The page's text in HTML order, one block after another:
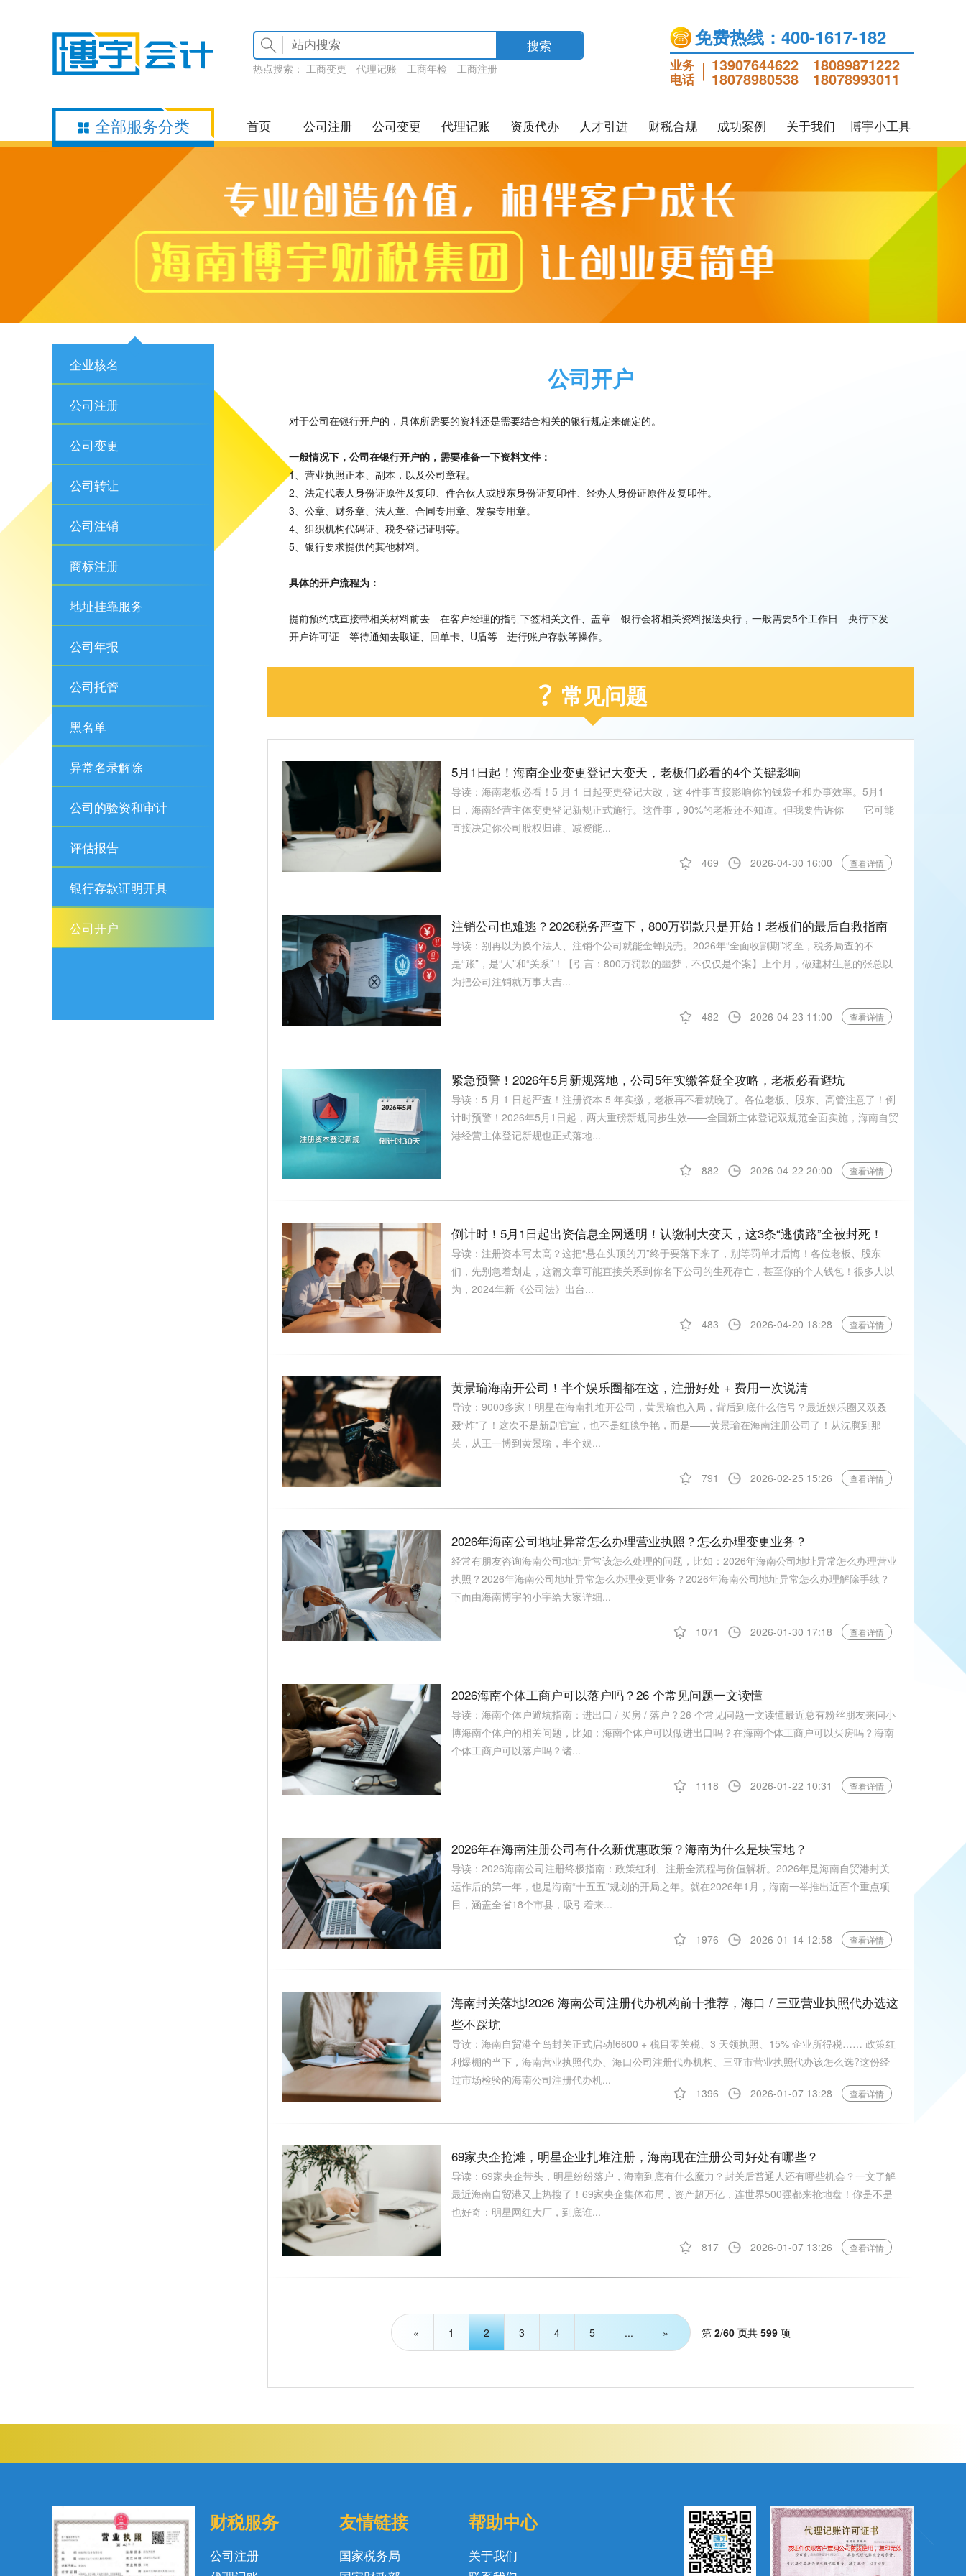
搜索
热点搜索： 工商变更 代理记账 工商年检 工商注册
免费热线：400-1617-182
业务
电话
13907644622 18089871222
18078980538 18078993011
全部服务分类 首页 公司注册 公司变更 代理记账 资质代办 人才引进 财税合规 成功案例 关于我们 博宇小工具
企业核名
公司注册
公司变更
公司转让
公司注销
商标注册
地址挂靠服务
公司年报
公司托管
黑名单
异常名录解除
公司的验资和审计
评估报告
银行存款证明开具
公司开户
公司开户
对于公司在银行开户的，具体所需要的资料还是需要结合相关的银行规定来确定的。
一般情况下，公司在银行开户的，需要准备一下资料文件：
1、营业执照正本、副本，以及公司章程。
2、法定代表人身份证原件及复印、件合伙人或股东身份证复印件、经办人身份证原件及复印件。
3、公章、财务章、法人章、合同专用章、发票专用章。
4、组织机构代码证、税务登记证明等。
5、银行要求提供的其他材料。
具体的开户流程为：
提前预约或直接带相关材料前去—在客户经理的指引下签相关文件、盖章—银行会将相关资料报送央行，一般需要5个工作日—央行下发
开户许可证—等待通知去取证、回单卡、U盾等—进行账户存款等操作。
常见问题
5月1日起！海南企业变更登记大变天，老板们必看的4个关键影响
导读：海南老板必看！5 月 1 日起变更登记大改，这 4件事直接影响你的钱袋子和办事效率。5月1
日，海南经营主体变更登记新规正式施行。这件事，90%的老板还不知道。但我要告诉你——它可能
直接决定你公司股权归谁、减资能...
469 2026-04-30 16:00 查看详情
注销公司也难逃？2026税务严查下，800万罚款只是开始！老板们的最后自救指南
导读：别再以为换个法人、注销个公司就能金蝉脱壳。2026年“全面收割期”将至，税务局查的不
是“账”，是“人”和“关系”！【引言：800万罚款的噩梦，不仅仅是个案】上个月，做建材生意的张总以
为把公司注销就万事大吉...
482 2026-04-23 11:00 查看详情
紧急预警！2026年5月新规落地，公司5年实缴答疑全攻略，老板必看避坑
导读：5 月 1 日起严查！注册资本 5 年实缴，老板再不看就晚了。各位老板、股东、高管注意了！倒
计时预警！2026年5月1日起，两大重磅新规同步生效——全国新主体登记双规范全面实施，海南自贸
港经营主体登记新规也正式落地...
882 2026-04-22 20:00 查看详情
倒计时！5月1日起出资信息全网透明！认缴制大变天，这3条“逃债路”全被封死！
导读：注册资本写太高？这把“悬在头顶的刀”终于要落下来了，别等罚单才后悔！各位老板、股东
们，先别急着划走，这篇文章可能直接关系到你名下公司的生死存亡，甚至你的个人钱包！很多人以
为，2024年新《公司法》出台...
483 2026-04-20 18:28 查看详情
黄景瑜海南开公司！半个娱乐圈都在这，注册好处 + 费用一次说清
导读：9000多家！明星在海南扎堆开公司，黄景瑜也入局，背后到底什么信号？最近娱乐圈又双叒
叕“炸”了！这次不是新剧官宣，也不是红毯争艳，而是——黄景瑜在海南注册公司了！从沈腾到那
英，从王一博到黄景瑜，半个娱...
791 2026-02-25 15:26 查看详情
2026年海南公司地址异常怎么办理营业执照？怎么办理变更业务？
经常有朋友咨询海南公司地址异常该怎么处理的问题，比如：2026年海南公司地址异常怎么办理营业
执照？2026年海南公司地址异常怎么办理变更业务？2026年海南公司地址异常怎么办理解除手续？
下面由海南博宇的小宇给大家详细...
1071 2026-01-30 17:18 查看详情
2026海南个体工商户可以落户吗？26 个常见问题一文读懂
导读：海南个体户避坑指南：进出口 / 买房 / 落户？26 个常见问题一文读懂最近总有粉丝朋友来问小
博海南个体户的相关问题，比如：海南个体户可以做进出口吗？在海南个体工商户可以买房吗？海南
个体工商户可以落户吗？诸...
1118 2026-01-22 10:31 查看详情
2026年在海南注册公司有什么新优惠政策？海南为什么是块宝地？
导读：2026海南公司注册终极指南：政策红利、注册全流程与价值解析。2026年是海南自贸港封关
运作后的第一年，也是海南“十五五”规划的开局之年。就在2026年1月，海南一举推出近百个重点项
目，涵盖全省18个市县，吸引着来...
1976 2026-01-14 12:58 查看详情
海南封关落地!2026 海南公司注册代办机构前十推荐，海口 / 三亚营业执照代办选这
些不踩坑
导读：海南自贸港全岛封关正式启动!6600 + 税目零关税、3 天领执照、15% 企业所得税…… 政策红
利爆棚的当下，海南营业执照代办、海口公司注册代办机构、三亚市营业执照代办该怎么选?这份经
过市场检验的海南公司注册代办机...
1396
2026-01-07 13:28 查看详情
69家央企抢滩，明星企业扎堆注册，海南现在注册公司好处有哪些？
导读：69家央企带头，明星纷纷落户，海南到底有什么魔力？封关后普通人还有哪些机会？一文了解
最近海南自贸港又上热搜了！69家央企集体布局，资产超万亿，连世界500强都来抢地盘！你是不是
也好奇：明星网红大厂，到底谁...
817 2026-01-07 13:26 查看详情
« 1 2 3 4 5 ... » 第 2/60 页共 599 项
财税服务
公司注册
友情链接
国家税务局
帮助中心
关于我们